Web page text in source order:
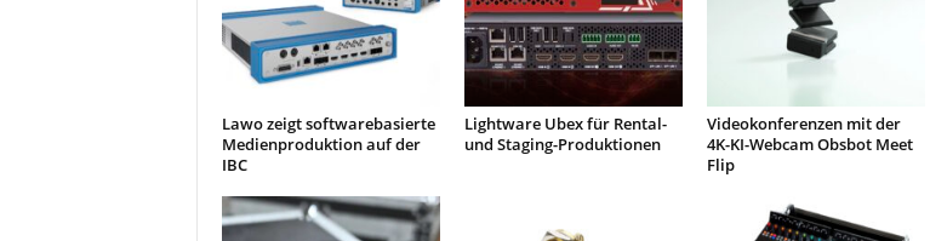
Lawo zeigt softwarebasierte
Medienproduktion auf der
IBC
Lightware Ubex für Rental-
und Staging-Produktionen
Videokonferenzen mit der
4K-KI-Webcam Obsbot Meet
Flip